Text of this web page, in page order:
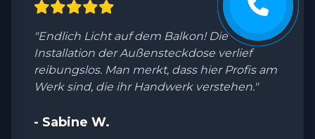
"Endlich Licht auf dem Balkon! Die
Installation der Außensteckdose verlief
reibungslos. Man merkt, dass hier Profis am
Werk sind, die ihr Handwerk verstehen."
- Sabine W.